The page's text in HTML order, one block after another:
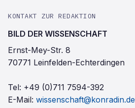
KONTAKT ZUR REDAKTION
BILD DER WISSENSCHAFT
Ernst-Mey-Str. 8
70771 Leinfelden-Echterdingen
Tel: +49 (0)711 7594-392
E-Mail: wissenschaft@konradin.de